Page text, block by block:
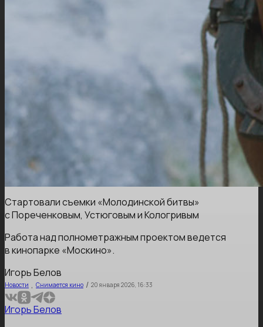
Стартовали съемки «Молодинской битвы»
с Пореченковым, Устюговым и Кологривым
Работа над полнометражным проектом ведется
в кинопарке «Москино».
Игорь Белов
Новости , Снимается кино / 20 января 2026, 16:33
Игорь Белов